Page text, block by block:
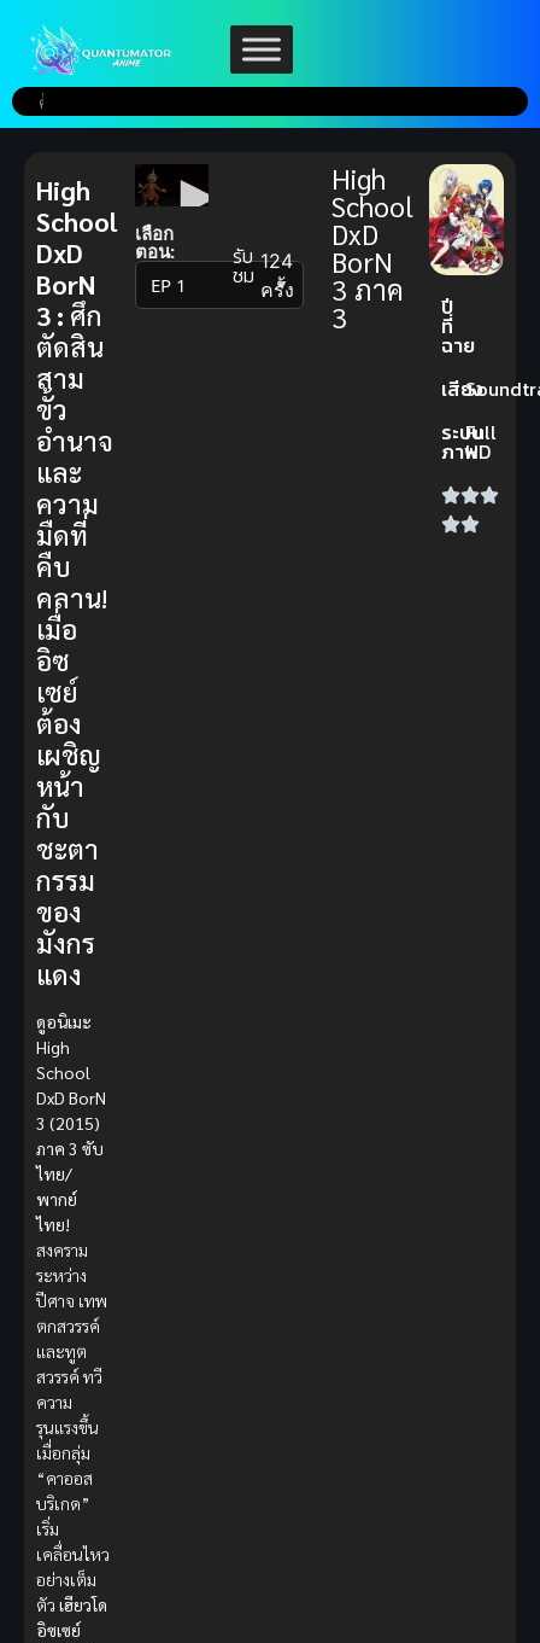
เลือก
ตอน:
▼
รับ
ชม 124
ครั้ง
High
School
DxD
BorN
3 ภาค
3 ปี
ที่
ฉาย
เสียง
ระบบ
ภาพ
Full
HD
High
School
DxD
BorN
3 : ศึก
ตัดสิน
สาม
ขั้ว
อำนาจ
และ
ความ
มืดที่
คืบ
คลาน!
เมื่อ
อิซ
เซย์
ต้อง
เผชิญ
หน้า
กับ
ชะตา
กรรม
ของ
มังกร
แดง
ดูอนิเมะ
High
School
DxD BorN
3 (2015)
ภาค 3 ซับ
ไทย/
พากย์
ไทย!
สงคราม
ระหว่าง
ปีศาจ เทพ
ตกสวรรค์
และทูต
สวรรค์ ทวี
ความ
รุนแรงขึ้น
เมื่อกลุ่ม
“คาออส
บริเกด”
เริ่ม
เคลื่อนไหว
อย่างเต็ม
ตัว เฮียวโด
อิซเซย์